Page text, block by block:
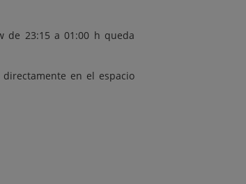
de 23:15 a 01:00 h queda
en el espacio